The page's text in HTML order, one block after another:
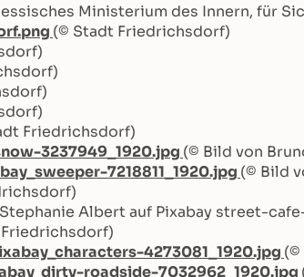
Ministerium des Innern, für
(© Stadt Friedrichsdorf)
Friedrichsdorf)
3237949_1920.jpg (© Bild von
7218811_1920.jpg (© Bild
Albert auf Pixabay street-
4273081_1920.jpg (©
roadside-7032962_1920.jpg